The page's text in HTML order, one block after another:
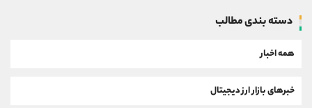
دسته بندی مطالب
همه اخبار
خبرهای بازار ارز دیجیتال